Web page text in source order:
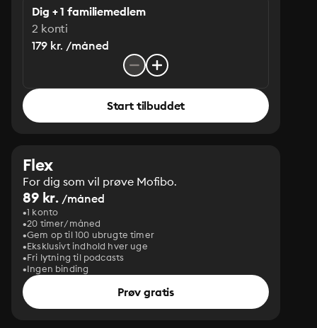
Dig + 1 familiemedlem
2 konti
179 kr. /måned
Start tilbuddet
Flex
For dig som vil prøve Mofibo.
89 kr. /måned
1 konto
20 timer/måned
Gem op til 100 ubrugte timer
Eksklusivt indhold hver uge
Fri lytning til podcasts
Ingen binding
Prøv gratis